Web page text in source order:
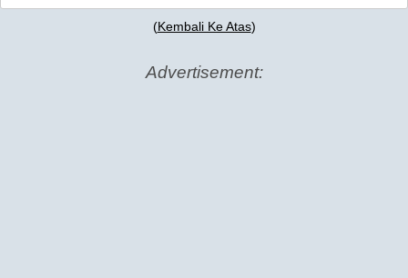
(Kembali Ke Atas)
Advertisement: